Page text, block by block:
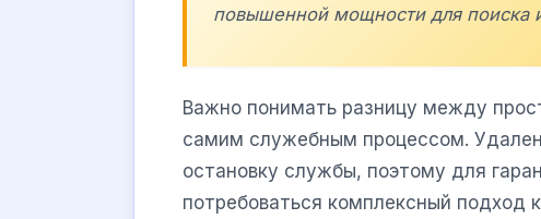
повышенной мощности для поиска
Важно понимать разницу между
самим служебным процессом.
остановку службы, поэтому для
потребоваться комплексный